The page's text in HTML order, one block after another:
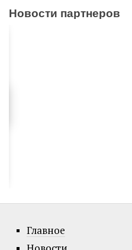
Новости партнеров
Главное